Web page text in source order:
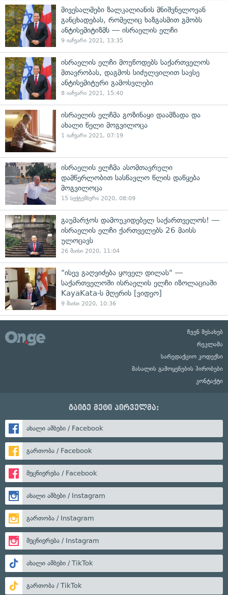
მივესალმები ზალკალიანის მნიშვნელოვან
განცხადებას, რომელიც ხაზგასმით გმობს
ანტისემიტიზმს — ისრაელის ელჩი
9 იანვარი 2021, 13:35
ისრაელის ელჩი მოუწოდებს საქართველოს
მთავრობას, დაგმოს სიძულვილით სავსე
ანტისემიტური გამოსვლები
8 იანვარი 2021, 15:40
ისრაელის ელჩმა გოზინაყი დაამზადა და
ახალი წელი მოგვილოცა
1 იანვარი 2021, 07:19
ისრაელის ელჩმა ასომთავრული
დამწერლობით სასწავლო წლის დაწყება
მოგვილოცა
15 სექტემბერი 2020, 08:09
გაუმარჯოს დამოუკიდებელ საქართველოს! —
ისრაელის ელჩი ქართველებს 26 მაისს
ულოცავს
26 მაისი 2020, 11:04
"ისევ გაღვიძება ყოველ დილას" —
საქართველოში ისრაელის ელჩი იზოლაციაში
KayaKata-ს მღერის [ვიდეო]
9 მაისი 2020, 10:36
ჩვენ შესახებ
რეკლამა
სარედაქციო კოდექსი
მასალის გამოყენების პირობები
კონტაქტი
გაიგე მეტი პირველმა:
ახალი ამბები / Facebook
გართობა / Facebook
მეცნიერება / Facebook
ახალი ამბები / Instagram
გართობა / Instagram
მეცნიერება / Instagram
ახალი ამბები / TikTok
გართობა / TikTok